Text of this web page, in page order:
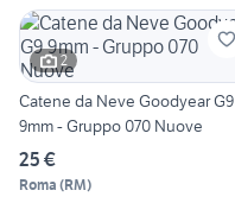
2
Catene da Neve Goodyear G9
9mm - Gruppo 070 Nuove
25 €
Roma (RM)